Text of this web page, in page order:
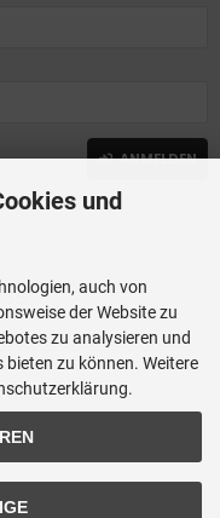
ANMELDEN
GmbH
und
auch von
der Website zu
zu analysieren und
zu können. Weitere